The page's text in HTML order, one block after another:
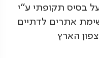
בסיס תקופתי ע"י
אתרים לדתיים
הארץ